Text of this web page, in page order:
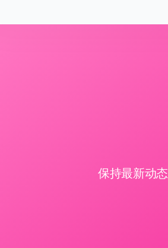
保持最新动态